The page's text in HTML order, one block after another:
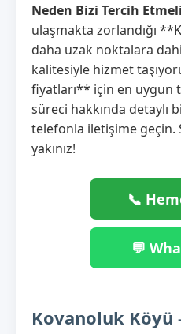
Neden Bizi Tercih
ulaşmakta zorlandığı
daha uzak noktalara
kalitesiyle hizmet
fiyatları** için en uygun
süreci hakkında detaylı
telefonla iletişime geçin.
yakınız!
📞
💬
Kovanoluk Köyü